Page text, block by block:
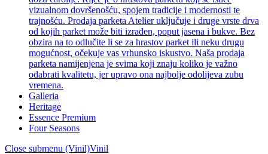
vizualnom dovršenošću, spojem tradicije i modernosti te
trajnošću. Prodaja parketa Atelier uključuje i druge vrste drva
od kojih parket može biti izrađen, poput jasena i bukve. Bez
obzira na to odlučite li se za hrastov parket ili neku drugu
mogućnost, očekuje vas vrhunsko iskustvo. Naša prodaja
parketa namijenjena je svima koji znaju koliko je važno
odabrati kvalitetu, jer upravo ona najbolje odolijeva zubu
vremena.
Galleria
Heritage
Essence Premium
Four Seasons
Close submenu (Vinil)Vinil